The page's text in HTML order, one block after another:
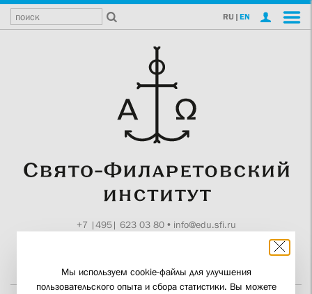
RU | EN
+7 |495| 623 03 80• info@edu.sfi.ru
Мы используем cookie-файлы для улучшения
пользовательского опыта и сбора статистики. Вы можете